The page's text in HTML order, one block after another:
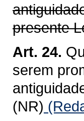
presente
Art. 24.
serem
(NR)